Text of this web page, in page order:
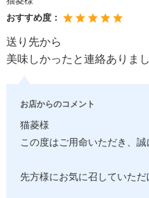
おすすめ度：
送り先から
美味しかったと連絡ありま
お店からのコメント
猫菱様
この度はご用命いただき、誠
先方様にお気に召していただ